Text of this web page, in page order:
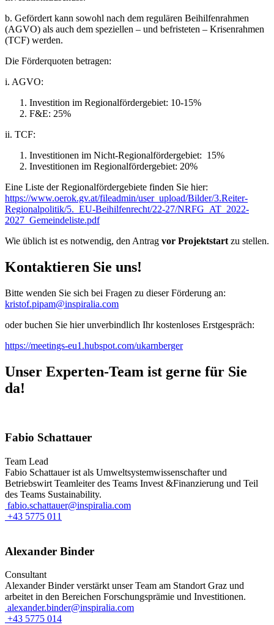
b. Gefördert kann sowohl nach dem regulären Beihilfenrahmen
(AGVO) als auch dem speziellen – und befristeten – Krisenrahmen
(TCF) werden.
Die Förderquoten betragen:
i. AGVO:
Investition im Regionalfördergebiet: 10-15%
F&E: 25%
ii. TCF:
Investitionen im Nicht-Regionalfördergebiet: 15%
Investitionen im Regionalfördergebiet: 20%
Eine Liste der Regionalfördergebiete finden Sie hier:
https://www.oerok.gv.at/fileadmin/user_upload/Bilder/3.Reiter-
Regionalpolitik/5._EU-Beihilfenrecht/22-27/NRFG_AT_2022-
2027_Gemeindeliste.pdf
Wie üblich ist es notwendig, den Antrag vor Projektstart zu stellen.
Kontaktieren Sie uns!
Bitte wenden Sie sich bei Fragen zu dieser Förderung an:
kristof.pipam@inspiralia.com
oder buchen Sie hier unverbindlich Ihr kostenloses Erstgespräch:
https://meetings-eu1.hubspot.com/ukarnberger
Unser Experten-Team ist gerne für Sie
da!
Fabio Schattauer
Team Lead
Fabio Schattauer ist als Umweltsystemwissenschafter und
Betriebswirt Teamleiter des Teams Invest &Finanzierung und Teil
des Teams Sustainability.
fabio.schattauer@inspiralia.com
+43 5775 011
Alexander Binder
Consultant
Alexander Binder verstärkt unser Team am Standort Graz und
arbeitet in den Bereichen Forschungsprämie und Investitionen.
alexander.binder@inspiralia.com
+43 5775 014